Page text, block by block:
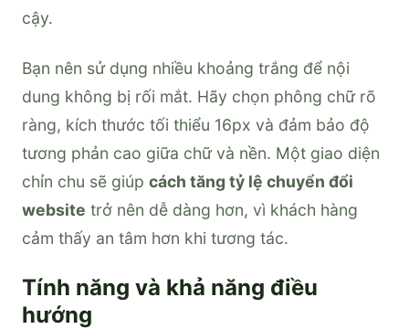
cậy.
Bạn nên sử dụng nhiều khoảng trắng để nội
dung không bị rối mắt. Hãy chọn phông chữ rõ
ràng, kích thước tối thiểu 16px và đảm bảo độ
tương phản cao giữa chữ và nền. Một giao diện
chỉn chu sẽ giúp cách tăng tỷ lệ chuyển đổi
website trở nên dễ dàng hơn, vì khách hàng
cảm thấy an tâm hơn khi tương tác.
Tính năng và khả năng điều
hướng